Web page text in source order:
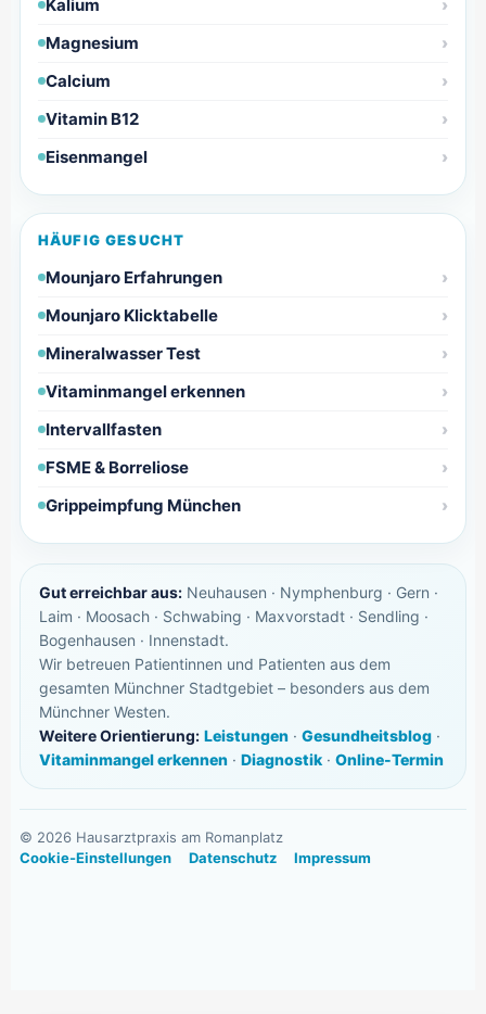
Kalium
Magnesium
Calcium
Vitamin B12
Eisenmangel
HÄUFIG GESUCHT
Mounjaro Erfahrungen
Mounjaro Klicktabelle
Mineralwasser Test
Vitaminmangel erkennen
Intervallfasten
FSME & Borreliose
Grippeimpfung München
Gut erreichbar aus:Neuhausen · Nymphenburg · Gern ·
Laim · Moosach · Schwabing · Maxvorstadt · Sendling ·
Bogenhausen · Innenstadt.
Wir betreuen Patientinnen und Patienten aus dem
gesamten Münchner Stadtgebiet – besonders aus dem
Münchner Westen.
Weitere Orientierung: Leistungen· Gesundheitsblog·
Vitaminmangel erkennen· Diagnostik· Online-Termin
© 2026Hausarztpraxis am Romanplatz
Cookie-Einstellungen
Datenschutz Impressum